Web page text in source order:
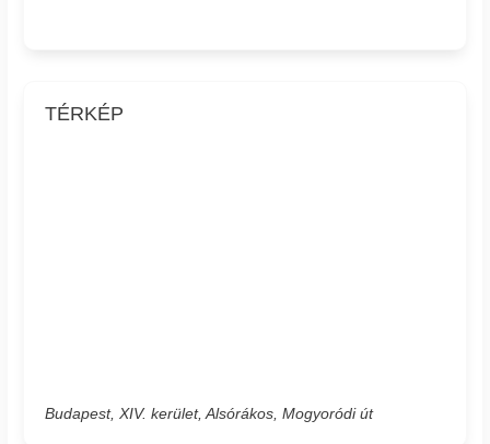
TÉRKÉP
Budapest, XIV. kerület, Alsórákos, Mogyoródi út